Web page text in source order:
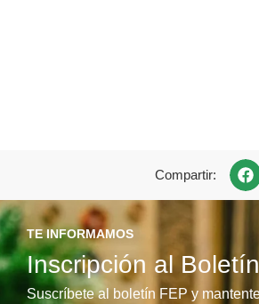
Compartir:
TE INFORMAMOS
Inscripción al
Suscríbete al boletín FEP y